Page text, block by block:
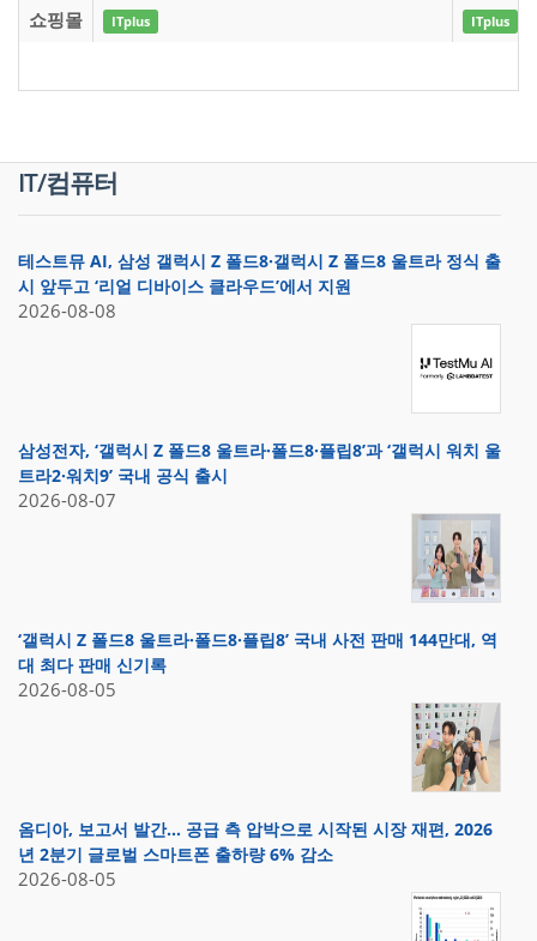
쇼핑몰 ITplus ITplus
IT/컴퓨터
테스트뮤 AI, 삼성 갤럭시 Z 폴드8·갤럭시 Z 폴드8 울트라 정식 출
시 앞두고 ‘리얼 디바이스 클라우드’에서 지원
2026-08-08
삼성전자, ‘갤럭시 Z 폴드8 울트라·폴드8·플립8’과 ‘갤럭시 워치 울
트라2·워치9’ 국내 공식 출시
2026-08-07
‘갤럭시 Z 폴드8 울트라·폴드8·플립8’ 국내 사전 판매 144만대, 역
대 최다 판매 신기록
2026-08-05
옴디아, 보고서 발간… 공급 측 압박으로 시작된 시장 재편, 2026
년 2분기 글로벌 스마트폰 출하량 6% 감소
2026-08-05